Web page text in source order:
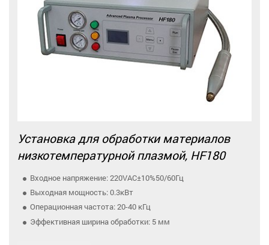
Установка для обработки материалов
низкотемпературной плазмой, HF180
Входное напряжение: 220VAC±10%50/60Гц
Выходная мощность: 0.3кВт
Операционная частота: 20-40 кГц
Эффективная ширина обработки: 5 мм